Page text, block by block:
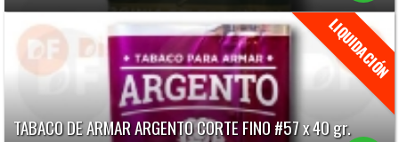
TABACO DE ARMAR ARGENTO CORTE FINO #57 x 40 gr.